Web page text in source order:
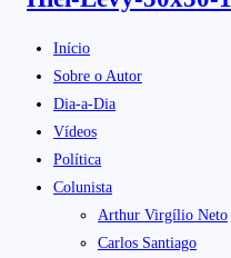
Início
Sobre o Autor
Dia-a-Dia
Vídeos
Política
Colunista
Arthur Virgílio Neto
Carlos Santiago